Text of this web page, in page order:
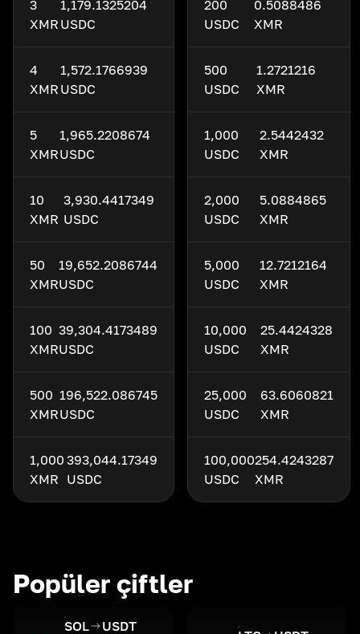
3
XMR
1,179.1325204
USDC
4
XMR
1,572.1766939
USDC
5
XMR
1,965.2208674
USDC
10
XMR
3,930.4417349
USDC
50
XMR
19,652.2086744
USDC
100
XMR
39,304.4173489
USDC
500
XMR
196,522.086745
USDC
1,000
XMR
393,044.17349
USDC
200
USDC
0.5088486
XMR
500
USDC
1.2721216
XMR
1,000
USDC
2.5442432
XMR
2,000
USDC
5.0884865
XMR
5,000
USDC
12.7212164
XMR
10,000
USDC
25.4424328
XMR
25,000
USDC
63.6060821
XMR
100,000
USDC
254.4243287
XMR
Popüler çiftler
SOL
USDT